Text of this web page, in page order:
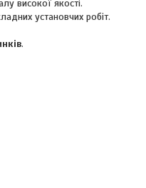
високої якості.
установчих робіт.
.